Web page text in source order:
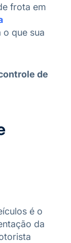
frota em
o que sua
de
é o
da